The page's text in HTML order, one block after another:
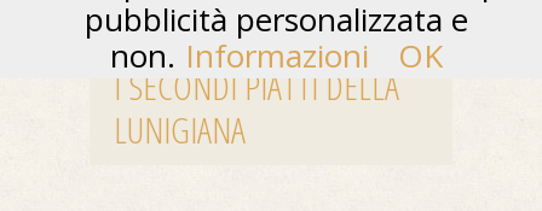
I SECONDI PIATTI DELLA
LUNIGIANA
pubblicità personalizzata e
non. Informazioni OK